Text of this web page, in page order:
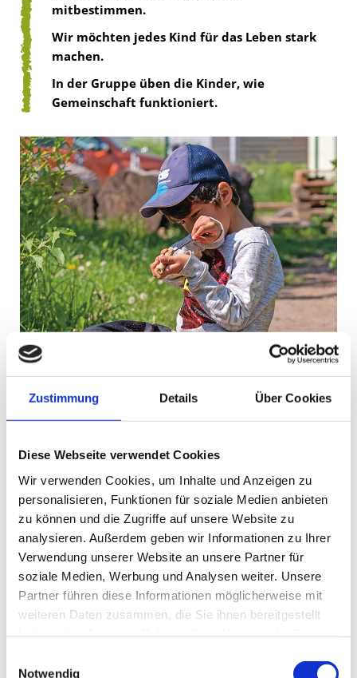
Zustimmung Details Über Cookies
Diese Webseite verwendet Cookies
Wir verwenden Cookies, um Inhalte und Anzeigen zu
personalisieren, Funktionen für soziale Medien anbieten
zu können und die Zugriffe auf unsere Website zu
analysieren. Außerdem geben wir Informationen zu Ihrer
Verwendung unserer Website an unsere Partner für
soziale Medien, Werbung und Analysen weiter. Unsere
Partner führen diese Informationen möglicherweise mit
weiteren Daten zusammen, die Sie ihnen bereitgestellt
Notwendig
mitbestimmen.
Wir möchten jedes Kind für das Leben stark
machen.
In der Gruppe üben die Kinder, wie
Gemeinschaft funktioniert.
Die Natur inspiriert die Kinder dazu, Neues
Jedes Kind stellt eine eigene Persönlichkeit dar. Wir gehen
davon aus, dass Kinder Fähigkeiten und Stärken haben
und diese entwickeln wollen. Weil die kindliche
Entwicklung in einem wechselseitigen Prozess zwischen
der Umwelt und dem Kind geschieht, kann das Kind seine
Entwicklung selbst mitgestalten. Das bedeutet für unsere
Arbeit: Wir beobachten den Entwicklungsstand jedes
Kindes und begleiten es zu passenden Erfahrungs- und
Entwicklungsprozessen.